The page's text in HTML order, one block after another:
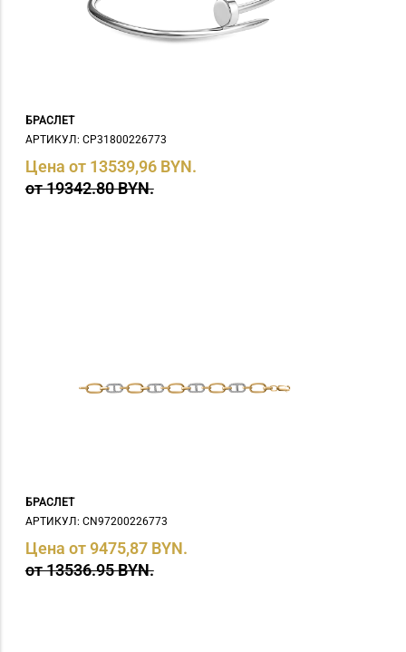
БРАСЛЕТ
АРТИКУЛ: СP31800226773
Цена от 13539,96 BYN.
от 19342.80 BYN.
БРАСЛЕТ
АРТИКУЛ: СN97200226773
Цена от 9475,87 BYN.
от 13536.95 BYN.